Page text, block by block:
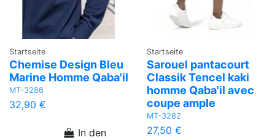
Startseite
Chemise Design Bleu
Marine Homme Qaba'il
MT-3286
32,90 €
In den
Startseite
Sarouel pantacourt
Classik Tencel kaki
homme Qaba'il avec
coupe ample
MT-3282
27,50 €